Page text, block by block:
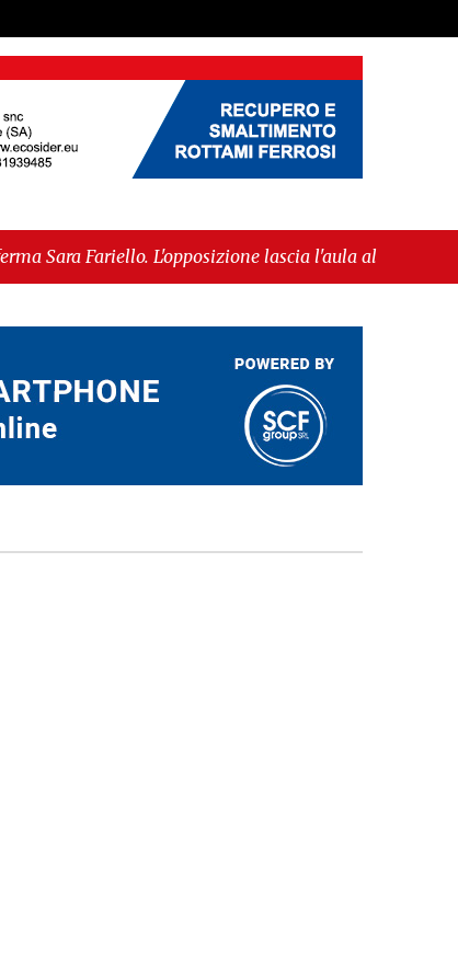
L'opposizione lascia l'aula al momento del
alla fase europea per l’IGP"